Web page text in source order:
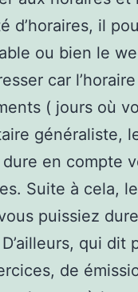
d’horaires, il
ou bien le
car
( jours où
généraliste,
en compte
Suite à cela,
puissiez
qui dit
de